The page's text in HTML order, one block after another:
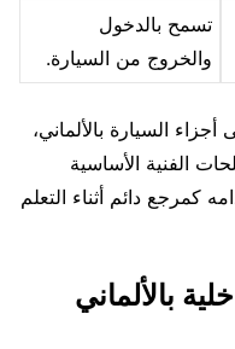
تسمح بالدخول
والخروج من السيارة.
السيارة بالألماني،
الفنية الأساسية
كمرجع دائم أثناء التعلم
بالألماني